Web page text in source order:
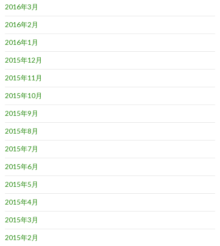
2016年3月
2016年2月
2016年1月
2015年12月
2015年11月
2015年10月
2015年9月
2015年8月
2015年7月
2015年6月
2015年5月
2015年4月
2015年3月
2015年2月